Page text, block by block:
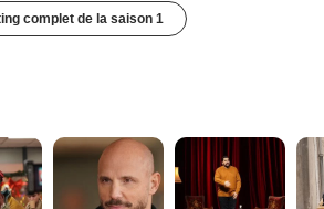
complet de la saison 1